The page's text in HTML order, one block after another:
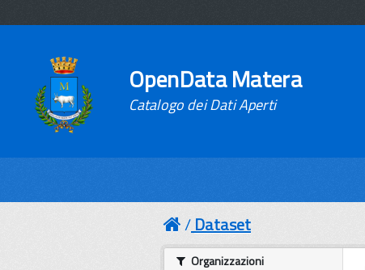
OpenData Matera
Catalogo dei Dati Aperti
Dataset
Organizzazioni